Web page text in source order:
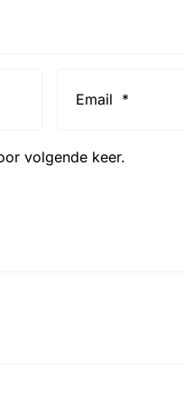
volgende keer.